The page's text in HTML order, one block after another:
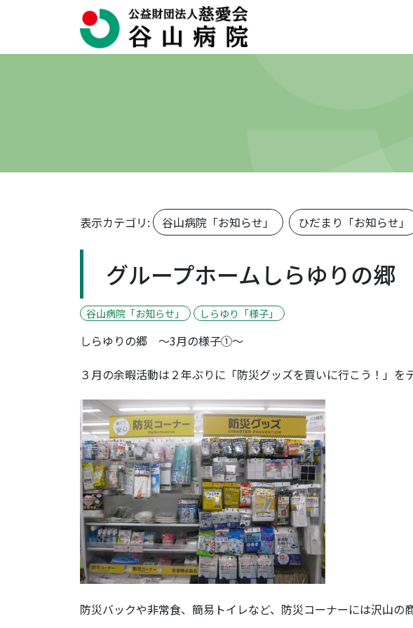
表示カテゴリ: 谷山病院「お知らせ」 ひだまり「お知らせ」
グループホームしらゆりの
谷山病院「お知らせ」 しらゆり「様子」
しらゆりの郷 ～3月の様子①～
３月の余暇活動は２年ぶりに「防災グッズを買いに行こう！」
防災バックや非常食、簡易トイレなど、防災コーナーには沢山の